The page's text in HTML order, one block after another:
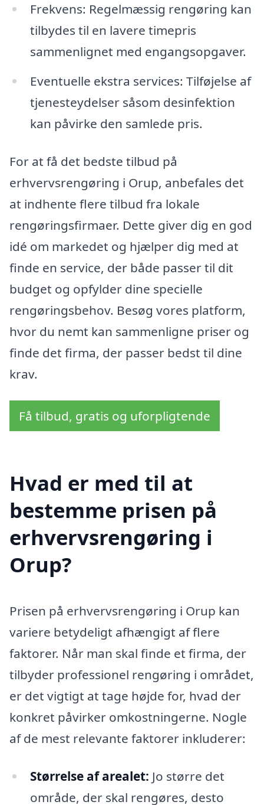
Frekvens: Regelmæssig rengøring kan
tilbydes til en lavere timepris
sammenlignet med engangsopgaver.
Eventuelle ekstra services: Tilføjelse af
tjenesteydelser såsom desinfektion
kan påvirke den samlede pris.
For at få det bedste tilbud på
erhvervsrengøring i Orup, anbefales det
at indhente flere tilbud fra lokale
rengøringsfirmaer. Dette giver dig en god
idé om markedet og hjælper dig med at
finde en service, der både passer til dit
budget og opfylder dine specielle
rengøringsbehov. Besøg vores platform,
hvor du nemt kan sammenligne priser og
finde det firma, der passer bedst til dine
krav.
Få tilbud, gratis og uforpligtende
Hvad er med til at
bestemme prisen på
erhvervsrengøring i
Orup?
Prisen på erhvervsrengøring i Orup kan
variere betydeligt afhængigt af flere
faktorer. Når man skal finde et firma, der
tilbyder professionel rengøring i området,
er det vigtigt at tage højde for, hvad der
konkret påvirker omkostningerne. Nogle
af de mest relevante faktorer inkluderer:
Størrelse af arealet: Jo større det
område, der skal rengøres, desto